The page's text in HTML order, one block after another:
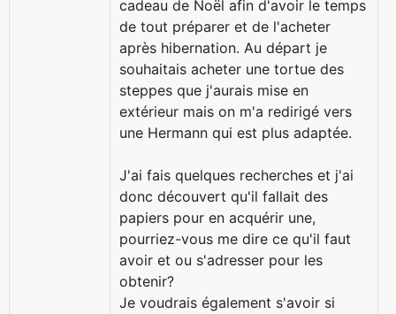
cadeau de Noël afin d'avoir le temps
de tout préparer et de l'acheter
après hibernation. Au départ je
souhaitais acheter une tortue des
steppes que j'aurais mise en
extérieur mais on m'a redirigé vers
une Hermann qui est plus adaptée.
J'ai fais quelques recherches et j'ai
donc découvert qu'il fallait des
papiers pour en acquérir une,
pourriez-vous me dire ce qu'il faut
avoir et ou s'adresser pour les
obtenir?
Je voudrais également s'avoir si